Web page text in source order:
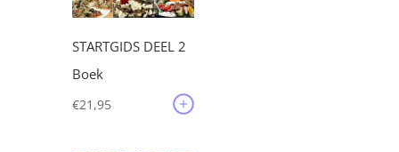
STARTGIDS DEEL 2
Boek
€21,95